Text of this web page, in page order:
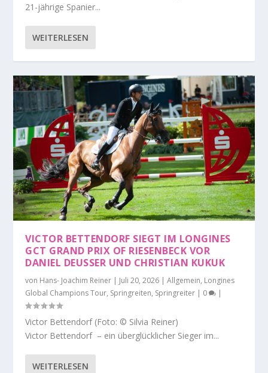
21-jährige Spanier...
WEITERLESEN
VICTOR BETTENDORF SIEGT IM LONGINES
GCT GRAND PRIX OF RIESENBECK VOR
DANIEL DEUSSER UND CHRISTIAN KUKUK
von Hans- Joachim Reiner | Juli 20, 2026 |Allgemein, Longines
Global Champions Tour, Springreiten, Springreiter | 0 |
Victor Bettendorf (Foto: © Silvia Reiner)
Victor Bettendorf – ein überglücklicher Sieger im...
WEITERLESEN